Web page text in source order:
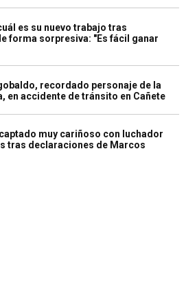
es su nuevo trabajo tras
forma sorpresiva: "Es fácil ganar
recordado personaje de la
en accidente de tránsito en Cañete
muy cariñoso con luchador
tras declaraciones de Marcos